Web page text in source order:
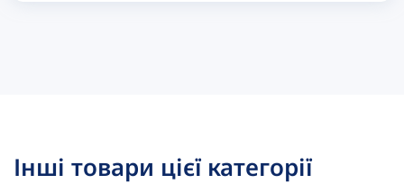
Інші товари цієї категорії